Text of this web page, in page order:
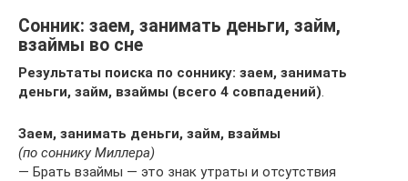
Сонник: заем, занимать деньги, займ,
взаймы во сне
Результаты поиска по соннику: заем, занимать
деньги, займ, взаймы (всего 4 совпадений)
Заем, занимать деньги, займ, взаймы
(по соннику Миллера)
— Брать взаймы — это знак утраты и отсутствия